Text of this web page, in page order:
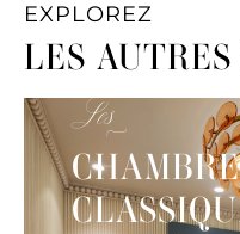
EXPLOREZ
LES
Les